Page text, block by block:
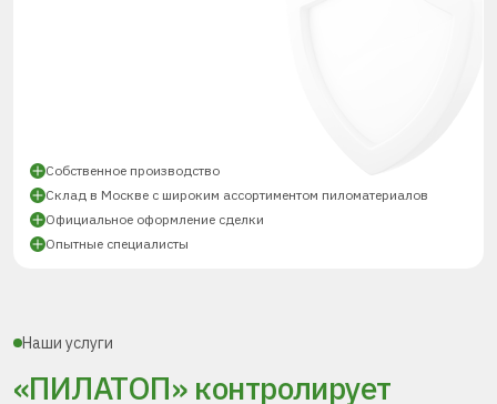
Собственное производство
Склад в Москве с широким ассортиментом пиломатериалов
Официальное оформление сделки
Опытные специалисты
Наши услуги
«ПИЛАТОП» контролирует